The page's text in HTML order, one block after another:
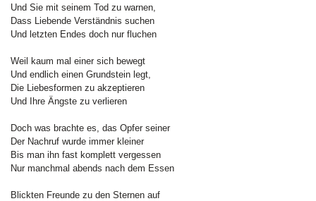
Und Sie mit seinem Tod zu warnen,
Dass Liebende Verständnis suchen
Und letzten Endes doch nur fluchen
Weil kaum mal einer sich bewegt
Und endlich einen Grundstein legt,
Die Liebesformen zu akzeptieren
Und Ihre Ängste zu verlieren
Doch was brachte es, das Opfer seiner
Der Nachruf wurde immer kleiner
Bis man ihn fast komplett vergessen
Nur manchmal abends nach dem Essen
Blickten Freunde zu den Sternen auf